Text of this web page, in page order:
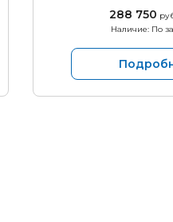
288 750
Наличие: По